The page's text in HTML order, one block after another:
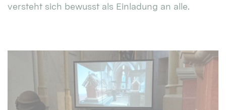
versteht sich bewusst als Einladung an alle.